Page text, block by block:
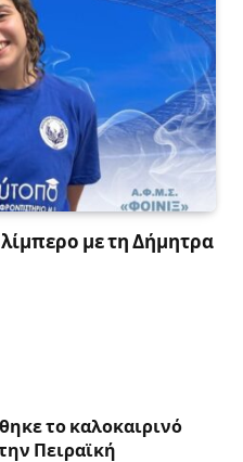
με τη Δήμητρα
το καλοκαιρινό
Πειραϊκή